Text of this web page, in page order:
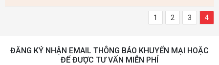
1 2 3 4
ĐĂNG KÝ NHẬN EMAIL THÔNG BÁO KHUYẾN MẠI HOẶC
ĐỂ ĐƯỢC TƯ VẤN MIỄN PHÍ